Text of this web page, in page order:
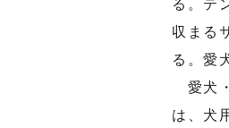
る。テ
収まる
る。愛
愛犬
は、犬